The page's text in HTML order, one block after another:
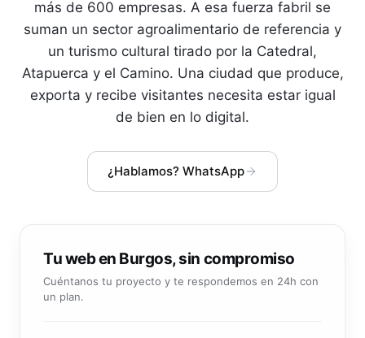
Integración IA
IA integrada en tus sistemas y productos
Atención al cliente 24/7
Resuelve consultas y tickets con IA
más de 600 empresas. A esa fuerza fabril se
suman un sector agroalimentario de referencia y
un turismo cultural tirado por la Catedral,
Atapuerca y el Camino. Una ciudad que produce,
exporta y recibe visitantes necesita estar igual
de bien en lo digital.
¿Hablamos? WhatsApp
Tu web en Burgos, sin compromiso
Cuéntanos tu proyecto y te respondemos en 24h con
un plan.